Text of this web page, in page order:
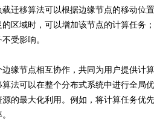
迁移算法可以根据边缘节点的移动位
区域时，可以增加该节点的计算任务
受影响。
缘节点相互协作，共同为用户提供计
法可以在整个分布式系统中进行全局
的最大化利用。例如，将计算任务优